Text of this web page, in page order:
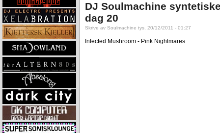
DJ Soulmachine
dag 20
Skrive av Soulmachine tys, 20/12/2011 - 01:27
Infected Mushroom - Pink Nightmares